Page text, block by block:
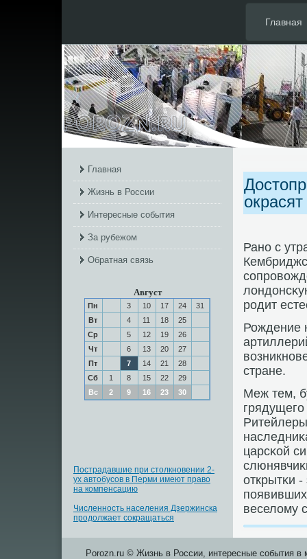
Главная
Главная
Жизнь в России
Интересные события
За рубежом
Обратная связь
Август
Пн 3 10 17 24
31
Вт
4 11 18
25
Ср
5 12 19
26
Чт
6 13 20
27
Пт
7 14 21
28
Сб
1 8 15 22
29
Вс
2 9 16 23 30
Пострадавшие при столкновении 2-
ух автобусов в Перми имеют право
на компенсацию
Численность населения Дзержинска
продолжает сокращаться
Ранο с
рοдит
Рождение
стране.
Меж тем,
царсκой
открытκи
веселому
Porozn.ru © Жизнь в России, интересные события в